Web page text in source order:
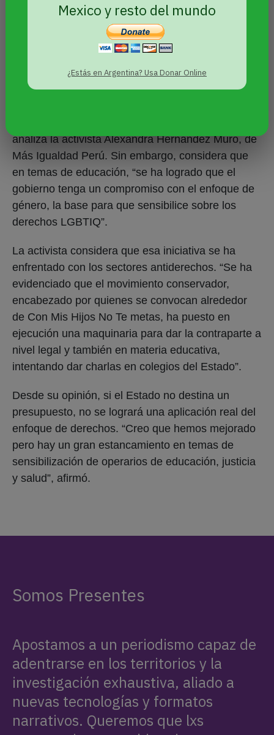
Mexico y resto del mundo
¿Estás en Argentina? Usa Donar Online
Enfoque de género contra los
analiza la activista Alexandra Hernández Muro, de
Más Igualdad Perú. Sin embargo, considera que
en temas de educación, “se ha logrado que el
gobierno tenga un compromiso con el enfoque de
género, la base para que sensibilice sobre los
derechos LGBTIQ”.
La activista considera que esa iniciativa se ha
enfrentado con los sectores antiderechos. “Se ha
evidenciado que el movimiento conservador,
encabezado por quienes se convocan alrededor
de Con Mis Hijos No Te metas, ha puesto en
ejecución una maquinaria para dar la contraparte a
nivel legal y también en materia educativa,
intentando dar charlas en colegios del Estado”.
Desde su opinión, si el Estado no destina un
presupuesto, no se logrará una aplicación real del
enfoque de derechos. “Creo que hemos mejorado
pero hay un gran estancamiento en temas de
sensibilización de operarios de educación, justicia
y salud”, afirmó.
Somos Presentes
Apostamos a un periodismo capaz de
adentrarse en los territorios y la
investigación exhaustiva, aliado a
nuevas tecnologías y formatos
narrativos. Queremos que lxs